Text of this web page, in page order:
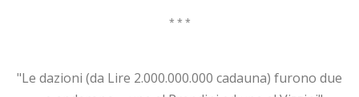
* * *
"Le dazioni (da Lire 2.000.000.000 cadauna) furono due